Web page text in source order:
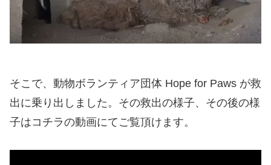
そこで、動物ボランティア団体 Hope for Paws が救
出に乗り出しました。その救出の様子、その後の様
子はコチラの動画にてご覧頂けます。